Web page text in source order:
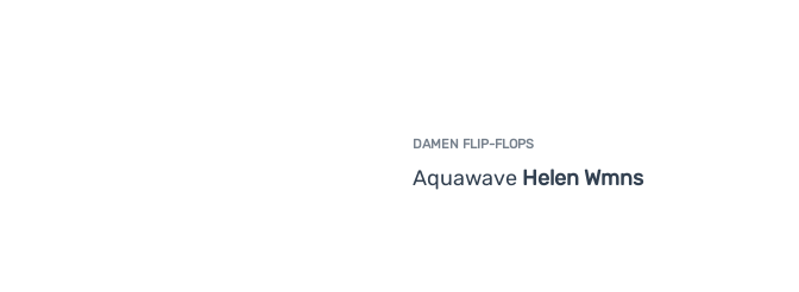
DAMEN FLIP-FLOPS
Aquawave Helen Wmns